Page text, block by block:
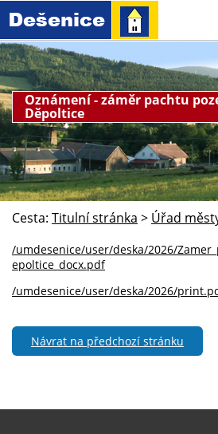
Oznámení - záměr pachtu
Děpoltice
Cesta: Titulní stránka > Úřad
/umdesenice/user/deska/2026/
epoltice_docx.pdf
/umdesenice/user/deska/2026/
Návrat na předchozí stránku